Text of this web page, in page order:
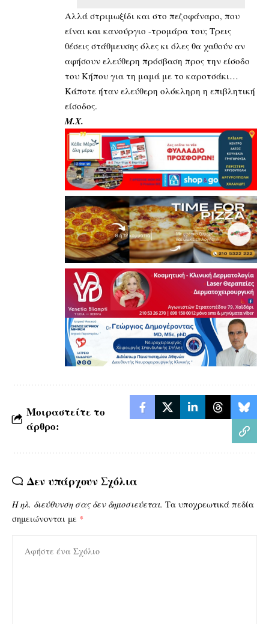
Αλλά στριμωξίδι και στο πεζοφάναρο, που
είναι και κανούργιο -τρομάρα του; Τρεις
θέσεις στάθμευσης όλες κι όλες θα χαθούν αν
αφήσουν ελεύθερη πρόσβαση προς την είσοδο
του Κήπου για τη μαμά με το καροτσάκι…
Κάποτε ήταν ελεύθερη ολόκληρη η επιβλητική
είσοδος.
Μ.Χ.
Μοιραστείτε το
άρθρο:
Δεν υπάρχουν Σχόλια
Η ηλ. διεύθυνση σας δεν δημοσιεύεται. Τα υποχρεωτικά πεδία
σημειώνονται με *